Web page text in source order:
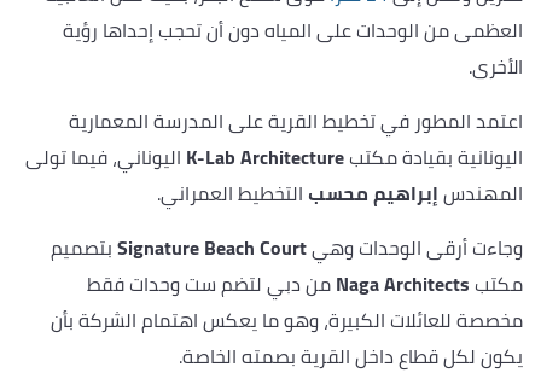
العظمى من الوحدات على المياه دون أن تحجب إحداها رؤية
الأخرى.
اعتمد المطور في تخطيط القرية على المدرسة المعمارية
اليونانية بقيادة مكتبK-Lab Architecture اليوناني، فيما تولى
المهندسإبراهيم محسب التخطيط العمراني.
وجاءت أرقى الوحدات وهيSignature Beach Courtبتصميم
مكتبNaga Architectsمن دبي لتضم ست وحدات فقط
مخصصة للعائلات الكبيرة، وهو ما يعكس اهتمام الشركة بأن
يكون لكل قطاع داخل القرية بصمته الخاصة.